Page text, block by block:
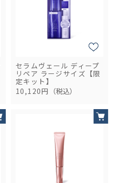
セラムヴェール ディープ
リペア ラージサイズ【限
定キット】
10,120円 （税込）